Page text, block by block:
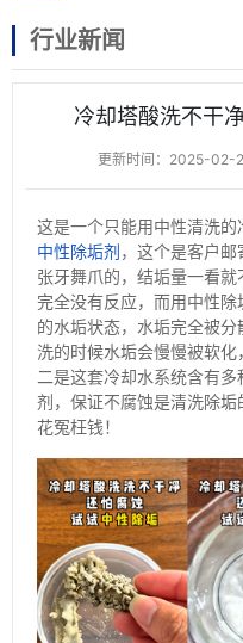
行业新闻
冷却塔酸洗不干
更新时间：2025-02-
这是一个只能用中性清洗
中性除垢剂，这个是客户
张牙舞爪的，结垢量一看
完全没有反应，而用中性
的水垢状态，水垢完全被
洗的时候水垢会慢慢被软
二是这套冷却水系统含有
剂，保证不腐蚀是清洗除
花冤枉钱！